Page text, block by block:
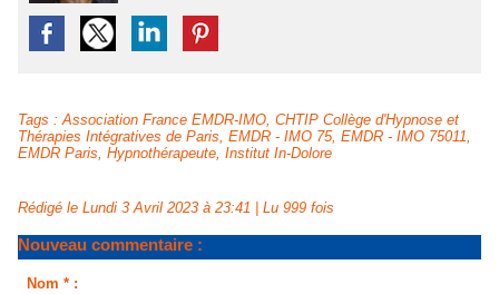
Tags :Association France EMDR-IMO, CHTIP Collège d'Hypnose et
Thérapies Intégratives de Paris, EMDR - IMO 75, EMDR - IMO 75011,
EMDR Paris, Hypnothérapeute, Institut In-Dolore
Rédigé le Lundi 3 Avril 2023 à 23:41 | Lu 999 fois
Nouveau commentaire :
Nom * :